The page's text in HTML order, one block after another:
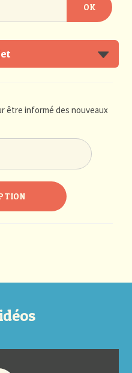
être informé des nouveaux